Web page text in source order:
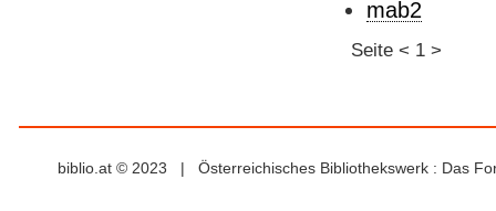
mab2
Seite < 1 >
biblio.at © 2023 | Österreichisches Bibliothekswerk : Das